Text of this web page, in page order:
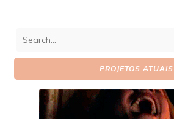
PROJETOS ATUAIS